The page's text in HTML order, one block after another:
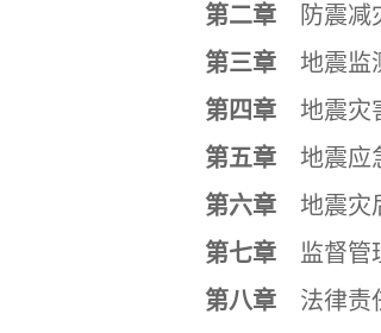
第二章 防震减
第三章 地震监
第四章 地震灾
第五章 地震应
第六章 地震灾
第七章 监督管
第八章 法律责